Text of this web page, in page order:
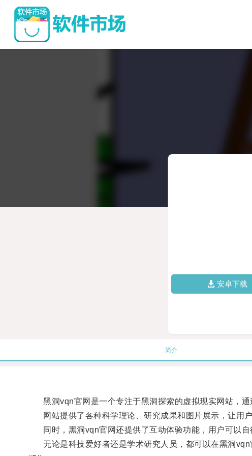
安卓下载
简介
黑洞vqn官网是一个专注于黑洞探索的虚拟现实网站，通
网站提供了各种科学理论、研究成果和图片展示，让用户
同时，黑洞vqn官网还提供了互动体验功能，用户可以自
无论是科技爱好者还是学术研究人员，都可以在黑洞vqn